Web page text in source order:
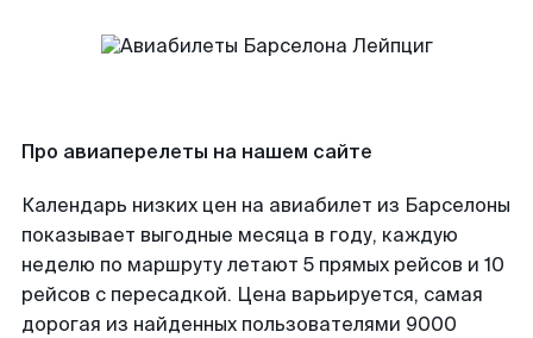
Про авиаперелеты на нашем сайте
Календарь низких цен на авиабилет из Барселоны
показывает выгодные месяца в году, каждую
неделю по маршруту летают 5 прямых рейсов и 10
рейсов с пересадкой. Цена варьируется, самая
дорогая из найденных пользователями 9000